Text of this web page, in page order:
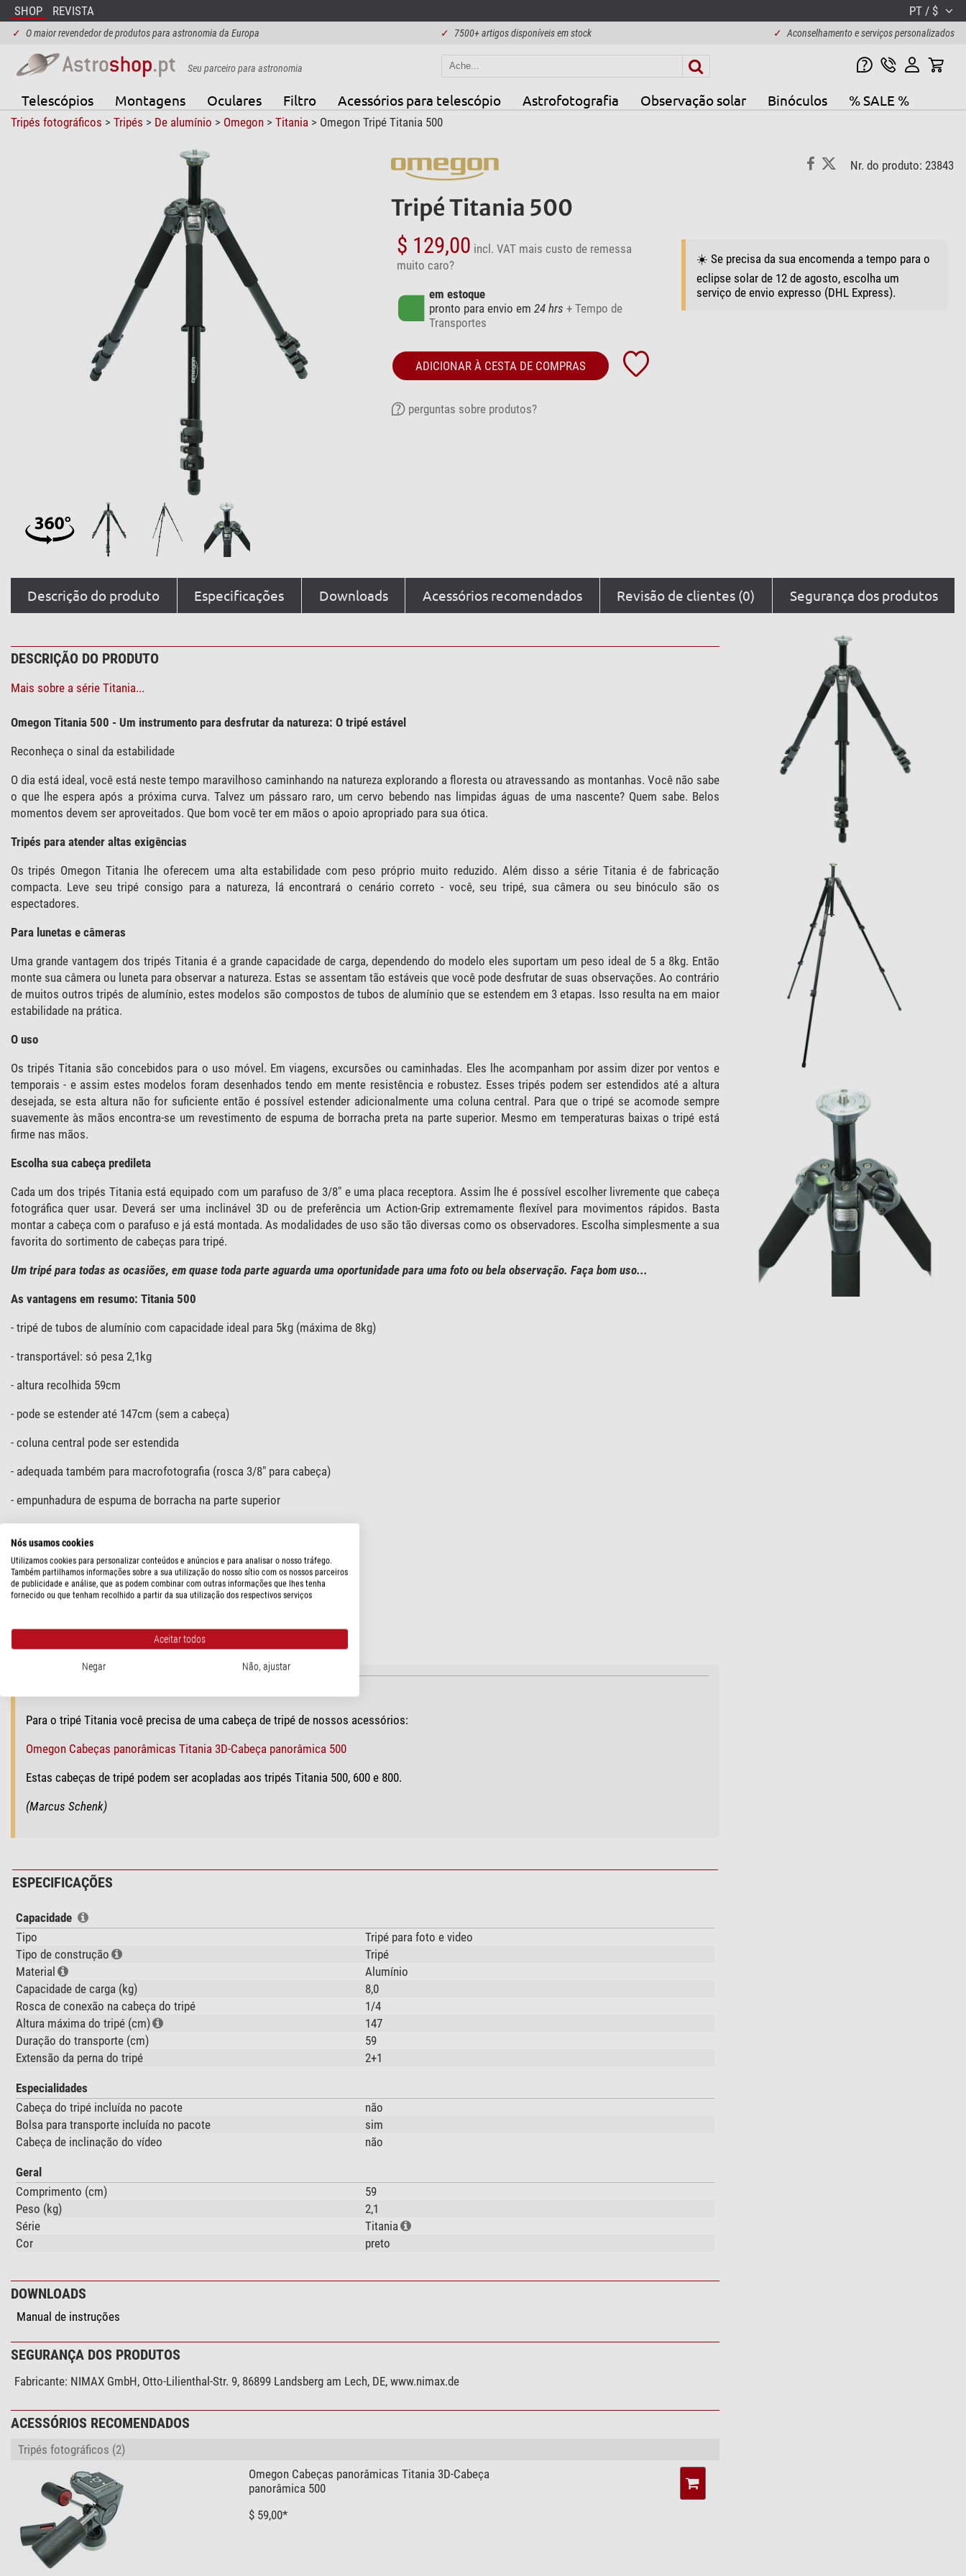
SHOP REVISTA PT / $
✓ O maior revendedor de produtos para astronomia da Europa ✓ 7500+ artigos disponíveis em stock ✓ Aconselhamento e serviços personalizados
Seu parceiro para astronomia
Telescópios Montagens Oculares Filtro Acessórios para telescópio Astrofotografia Observação solar Binóculos % SALE %
Tripés fotográficos > Tripés > De alumínio > Omegon> Titania > Omegon Tripé Titania 500
Nr. do produto: 23843
Tripé Titania 500
$ 129,00 incl. VAT mais custo de remessa
muito caro?
em estoque
pronto para envio em 24 hrs + Tempo de
Transportes
☀️ Se precisa da sua encomenda a tempo para o
eclipse solar de 12 de agosto, escolha um
serviço de envio expresso (DHL Express).
ADICIONAR À CESTA DE COMPRAS
perguntas sobre produtos?
Descrição do produto Especificações Downloads Acessórios recomendados Revisão de clientes (0) Segurança dos produtos
DESCRIÇÃO DO PRODUTO
Mais sobre a série Titania...
Omegon Titania 500 - Um instrumento para desfrutar da natureza: O tripé estável
Reconheça o sinal da estabilidade
O dia está ideal, você está neste tempo maravilhoso caminhando na natureza explorando a floresta ou atravessando as montanhas. Você não sabe
o que lhe espera após a próxima curva. Talvez um pássaro raro, um cervo bebendo nas limpidas águas de uma nascente? Quem sabe. Belos
momentos devem ser aproveitados. Que bom você ter em mãos o apoio apropriado para sua ótica.
Tripés para atender altas exigências
Os tripés Omegon Titania lhe oferecem uma alta estabilidade com peso próprio muito reduzido. Além disso a série Titania é de fabricação
compacta. Leve seu tripé consigo para a natureza, lá encontrará o cenário correto - você, seu tripé, sua câmera ou seu binóculo são os
espectadores.
Para lunetas e câmeras
Uma grande vantagem dos tripés Titania é a grande capacidade de carga, dependendo do modelo eles suportam um peso ideal de 5 a 8kg. Então
monte sua câmera ou luneta para observar a natureza. Estas se assentam tão estáveis que você pode desfrutar de suas observações. Ao contrário
de muitos outros tripés de alumínio, estes modelos são compostos de tubos de alumínio que se estendem em 3 etapas. Isso resulta na em maior
estabilidade na prática.
O uso
Os tripés Titania são concebidos para o uso móvel. Em viagens, excursões ou caminhadas. Eles lhe acompanham por assim dizer por ventos e
temporais - e assim estes modelos foram desenhados tendo em mente resistência e robustez. Esses tripés podem ser estendidos até a altura
desejada, se esta altura não for suficiente então é possível estender adicionalmente uma coluna central. Para que o tripé se acomode sempre
suavemente às mãos encontra-se um revestimento de espuma de borracha preta na parte superior. Mesmo em temperaturas baixas o tripé está
firme nas mãos.
Escolha sua cabeça predileta
Cada um dos tripés Titania está equipado com um parafuso de 3/8" e uma placa receptora. Assim lhe é possível escolher livremente que cabeça
fotográfica quer usar. Deverá ser uma inclinável 3D ou de preferência um Action-Grip extremamente flexível para movimentos rápidos. Basta
montar a cabeça com o parafuso e já está montada. As modalidades de uso são tão diversas como os observadores. Escolha simplesmente a sua
favorita do sortimento de cabeças para tripé.
Um tripé para todas as ocasiões, em quase toda parte aguarda uma oportunidade para uma foto ou bela observação. Faça bom uso...
As vantagens em resumo: Titania 500
- tripé de tubos de alumínio com capacidade ideal para 5kg (máxima de 8kg)
- transportável: só pesa 2,1kg
- altura recolhida 59cm
- pode se estender até 147cm (sem a cabeça)
- coluna central pode ser estendida
- adequada também para macrofotografia (rosca 3/8" para cabeça)
- empunhadura de espuma de borracha na parte superior
- pernas do tripé podem se abrir adicionalmente
- nível de bolha para orientação correta
- bolsa para transportar com espaço para cabeça de tripé
Para o tripé Titania você precisa de uma cabeça de tripé de nossos acessórios:
Omegon Cabeças panorâmicas Titania 3D-Cabeça panorâmica 500
Estas cabeças de tripé podem ser acopladas aos tripés Titania 500, 600 e 800.
(Marcus Schenk)
ESPECIFICAÇÕES
Capacidade
Tipo
Tripé para foto e video
Tipo de construção
Tripé
Material
Alumínio
Capacidade de carga (kg)
8,0
Rosca de conexão na cabeça do tripé
1/4
Altura máxima do tripé (cm)
147
Duração do transporte (cm)
59
Extensão da perna do tripé
2+1
Especialidades
Cabeça do tripé incluída no pacote
não
Bolsa para transporte incluída no pacote
sim
Cabeça de inclinação do vídeo
não
Geral
Comprimento (cm)
59
Peso (kg)
2,1
Série
Titania
Cor
preto
DOWNLOADS
Manual de instruções
SEGURANÇA DOS PRODUTOS
Fabricante: NIMAX GmbH, Otto-Lilienthal-Str. 9, 86899 Landsberg am Lech, DE, www.nimax.de
ACESSÓRIOS RECOMENDADOS
Tripés fotográficos (2)
Omegon Cabeças panorâmicas Titania 3D-Cabeça
panorâmica 500
$ 59,00*
Nós usamos cookies
Utilizamos cookies para personalizar conteúdos e anúncios e para analisar o nosso tráfego.
Também partilhamos informações sobre a sua utilização do nosso sítio com os nossos parceiros
de publicidade e análise, que as podem combinar com outras informações que lhes tenha
fornecido ou que tenham recolhido a partir da sua utilização dos respectivos serviços
Aceitar todos
Negar Não, ajustar